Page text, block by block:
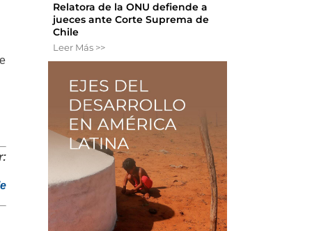
Relatora de la ONU defiende a
jueces ante Corte Suprema de
Chile
Leer Más >>